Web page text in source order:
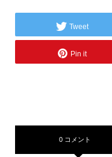
Tweet
Pin it
0 コメント